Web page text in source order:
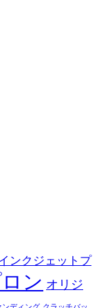
ンクジェットプ
ン オリジ